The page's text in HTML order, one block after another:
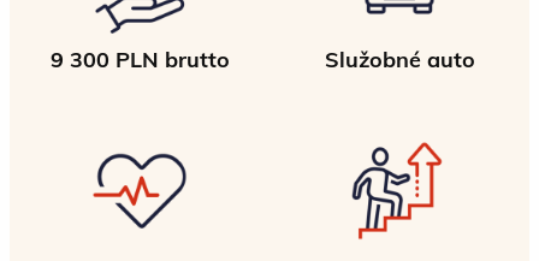
9 300 PLN brutto Služobné auto